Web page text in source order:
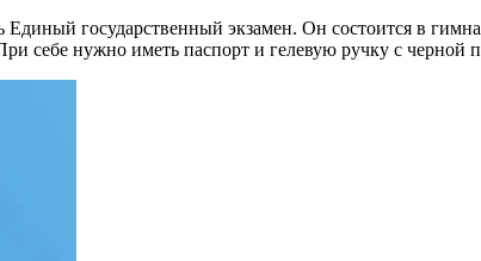
Единый государственный экзамен. Он состоится в
себе нужно иметь паспорт и гелевую ручку с черной